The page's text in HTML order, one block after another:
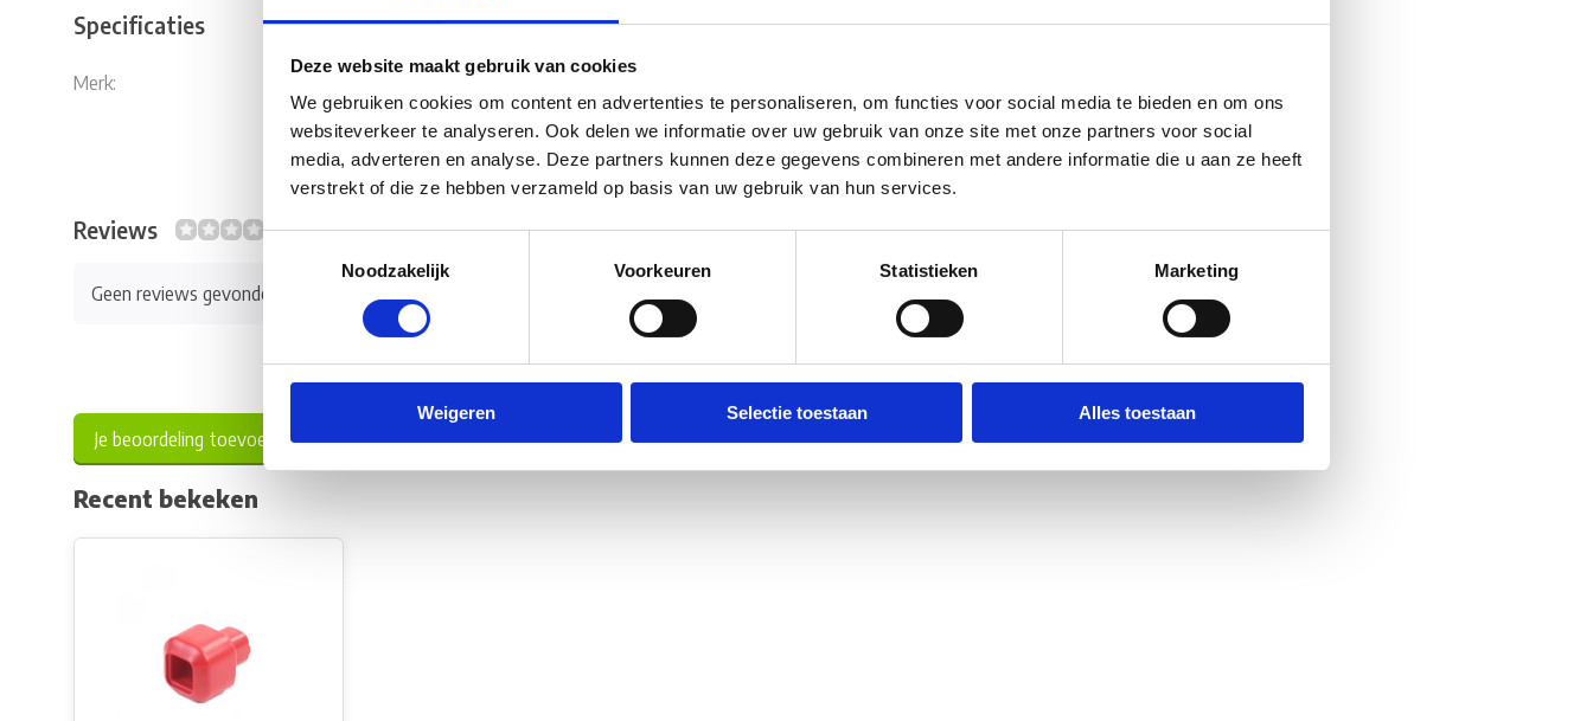
Deze website maakt gebruik van cookies
We gebruiken cookies om content en advertenties te personaliseren, om functies voor social media te bieden en om ons
websiteverkeer te analyseren. Ook delen we informatie over uw gebruik van onze site met onze partners voor social
media, adverteren en analyse. Deze partners kunnen deze gegevens combineren met andere informatie die u aan ze heeft
verstrekt of die ze hebben verzameld op basis van uw gebruik van hun services.
Toestemmingsselectie
Noodzakelijk
Voorkeuren Statistieken Marketing
Weigeren Selectie toestaan Alles toestaan
Specificaties
Merk: AL-KO
Reviews 0/10
Geen reviews gevonden
Je beoordeling toevoegen
Recent bekeken